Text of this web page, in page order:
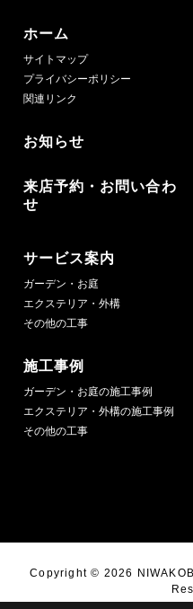
ホーム
サイトマップ
プライバシーポリシー
関連リンク
お知らせ
来店予約・お問い合わ
せ
サービス案内
ガーデン・お庭
エクステリア・外構
その他の工事
施工事例
ガーデン・お庭の施工事例
エクステリア・外構の施工事例
その他の工事
Copyright © 2026